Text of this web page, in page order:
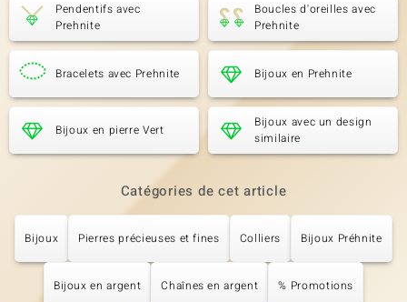
Pendentifs avec
Prehnite
Boucles d'oreilles avec
Prehnite
Bracelets avec Prehnite Bijoux en Prehnite
Bijoux en pierre Vert
Bijoux avec un design
similaire
Catégories de cet article
Bijoux Pierres précieuses et fines Colliers Bijoux Préhnite
Bijoux en argent Chaînes en argent % Promotions